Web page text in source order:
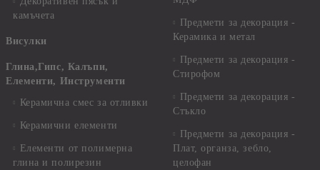
камъчета
Висулки
Глина,Гипс, Калъпи,
Елементи, Инструменти
Керамична смес за отливки
Керамични елементи
Елементи от полимерна
глина и полирезин
Предмети за декорация -
Керамика и метал
Предмети за декорация -
Стирофом
Предмети за декорация -
Стъкло
Предмети за декорация -
Плат, органза, зебло,
целофан